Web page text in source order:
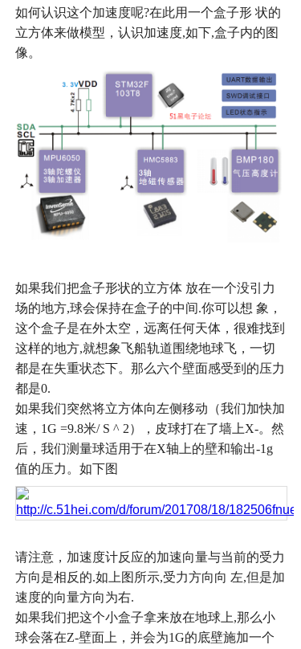
如何认识这个加速度呢?在此用一个盒子形 状的
立方体来做模型，认识加速度,如下,盒子内的图
像。
如果我们把盒子形状的立方体 放在一个没引力
场的地方,球会保持在盒子的中间.你可以想 象，
这个盒子是在外太空，远离任何天体，很难找到
这样的地方,就想象飞船轨道围绕地球飞，一切
都是在失重状态下。那么六个壁面感受到的压力
都是0.
如果我们突然将立方体向左侧移动（我们加快加
速， 1G =9.8米/ S ^ 2），皮球打在了墙上X-。然
后，我们测量球适用于在X轴上的壁和输出-1g
值的压力。如下图
请注意，加速度计反应的加速向量与当前的受力
方向是相反的.如上图所示,受力方向向 左,但是加
速度的向量方向为右.
如果我们把这个小盒子拿来放在地球上,那么小
球会落在Z-壁面上，并会为1G的底壁施加一个